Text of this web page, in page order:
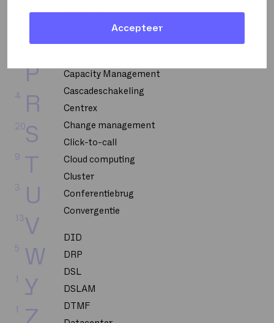
Accepteer
N
O
P
R
4
S
20
T
9
U
3
V
13
W
5
Y
1
Z
1
Capacity Management
Cascadeschakeling
Centrex
Change management
Click-to-call
Cloud computing
Cluster
Conferentiebrug
Convergentie
DID
DRP
DSL
DSLAM
DTMF